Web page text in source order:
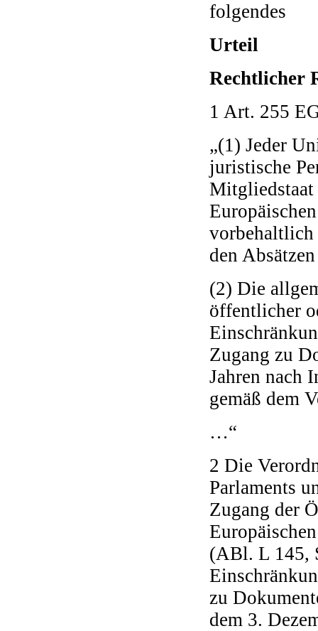
folgendes
Urteil
Rechtlicher
1 Art. 255
„(1) Jeder
juristische
Mitgliedstaat
vorbehaltlich
den
(2) Die
öffentlicher
Zugang zu
Jahren nach
gemäß dem
…“
2 Die
Parlaments
Zugang der
(ABl. L 145,
zu
dem 3.